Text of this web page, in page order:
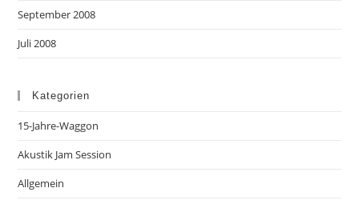
September 2008
Juli 2008
Kategorien
15-Jahre-Waggon
Akustik Jam Session
Allgemein